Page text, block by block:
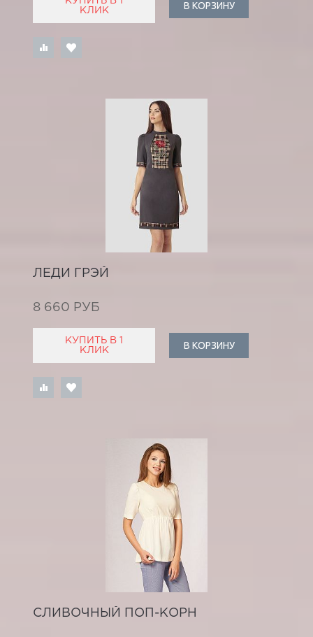
КЛИК
В КОРЗИНУ
ЛЕДИ ГРЭЙ
8 660 РУБ
КУПИТЬ В 1
КЛИК
В КОРЗИНУ
СЛИВОЧНЫЙ ПОП-КОРН